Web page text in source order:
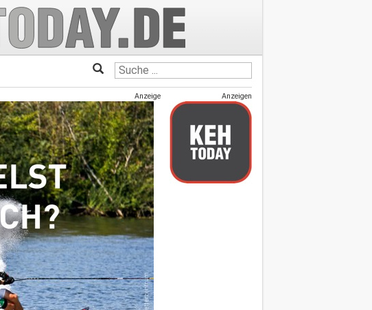
Anzeige Anzeigen